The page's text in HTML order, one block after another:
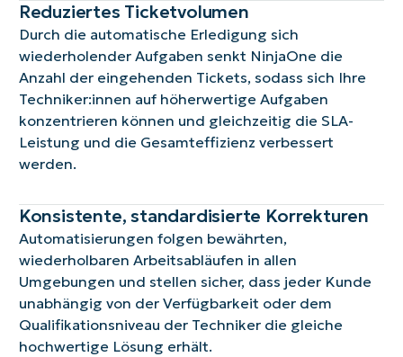
Reduziertes Ticketvolumen
Durch die automatische Erledigung sich
wiederholender Aufgaben senkt NinjaOne die
Anzahl der eingehenden Tickets, sodass sich Ihre
Techniker:innen auf höherwertige Aufgaben
konzentrieren können und gleichzeitig die SLA-
Leistung und die Gesamteffizienz verbessert
werden.
Konsistente, standardisierte Korrekturen
Automatisierungen folgen bewährten,
wiederholbaren Arbeitsabläufen in allen
Umgebungen und stellen sicher, dass jeder Kunde
unabhängig von der Verfügbarkeit oder dem
Qualifikationsniveau der Techniker die gleiche
hochwertige Lösung erhält.